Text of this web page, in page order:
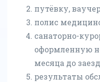
путёвку,
полис
санаторно-
оформленную
месяца до
результаты